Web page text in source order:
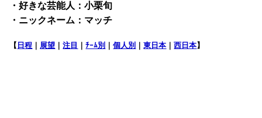
・好きな芸能人：小栗旬
・ニックネーム：マッチ
【 日程 ｜ 展望 ｜注目 ｜ﾁｰﾑ別 ｜個人別 ｜東日本 ｜西日本】